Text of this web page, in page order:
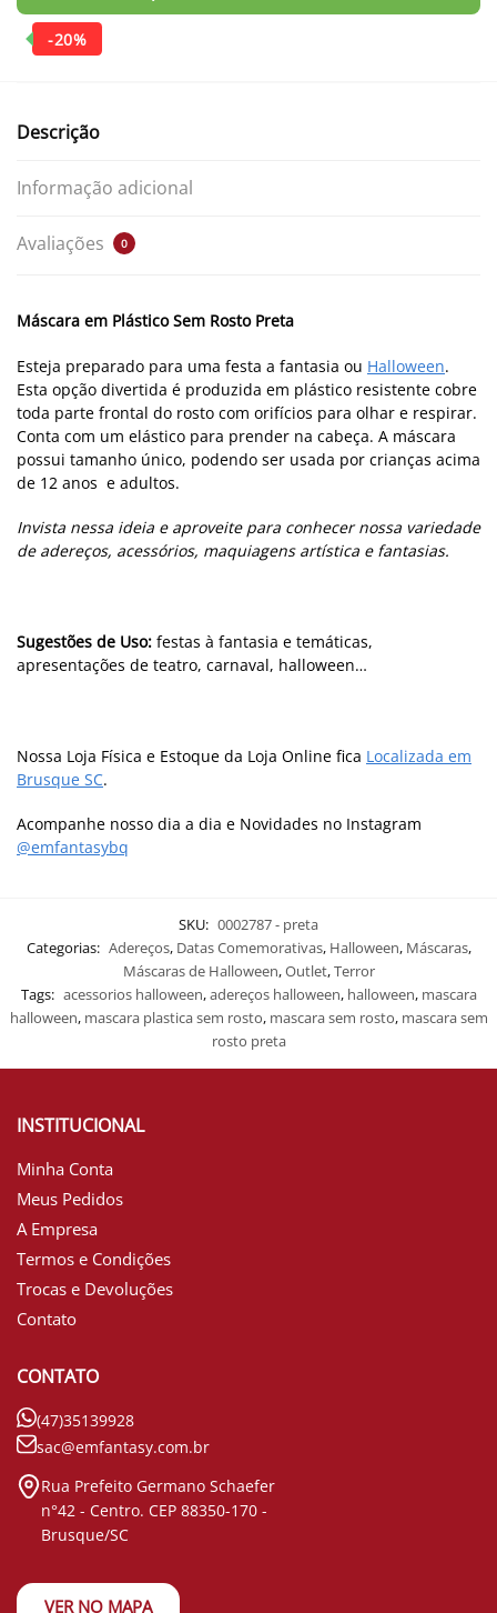
Descrição
Informação adicional
Avaliações 0
Máscara em Plástico Sem Rosto Preta
Esteja preparado para uma festa a fantasia ou Halloween.
Esta opção divertida é produzida em plástico resistente cobre
toda parte frontal do rosto com orifícios para olhar e respirar.
Conta com um elástico para prender na cabeça. A máscara
possui tamanho único, podendo ser usada por crianças acima
de 12 anos e adultos.
Invista nessa ideia e aproveite para conhecer nossa variedade
de adereços, acessórios, maquiagens artística e fantasias.
Sugestões de Uso: festas à fantasia e temáticas,
apresentações de teatro, carnaval, halloween…
Nossa Loja Física e Estoque da Loja Online fica Localizada em
Brusque SC.
Acompanhe nosso dia a dia e Novidades no Instagram
@emfantasybq
SKU: 0002787 - preta
Categorias: Adereços, Datas Comemorativas, Halloween, Máscaras,
Máscaras de Halloween,Outlet,Terror
Tags: acessorios halloween,adereços halloween, halloween, mascara
halloween, mascara plastica sem rosto, mascara sem rosto, mascara sem
rosto preta
INSTITUCIONAL
Minha Conta
Meus Pedidos
A Empresa
Termos e Condições
Trocas e Devoluções
Contato
CONTATO
(47)35139928
sac@emfantasy.com.br
Rua Prefeito Germano Schaefer
n°42 - Centro. CEP 88350-170 -
Brusque/SC
VER NO MAPA